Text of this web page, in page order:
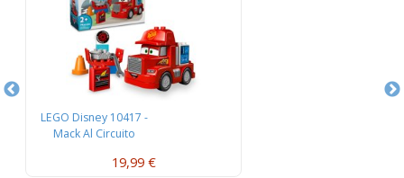
LEGO Disney 10417 -
Mack Al Circuito
19,99 €